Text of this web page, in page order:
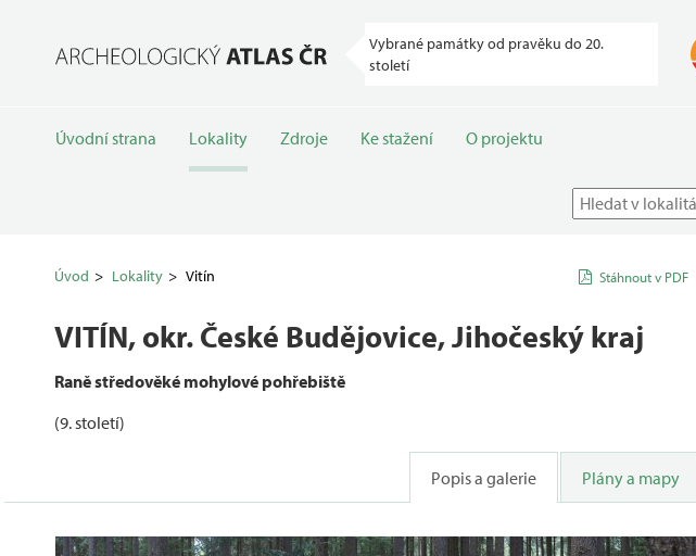
Vybrané památky od pravěku do 20.
století
Úvodní strana Lokality Zdroje Ke stažení O projektu
Úvod Lokality Vitín Stáhnout v PDF
VITÍN, okr. České Budějovice, Jihočeský kraj
Raně středověké mohylové pohřebiště
(9. století)
Popis a galerie Plány a mapy